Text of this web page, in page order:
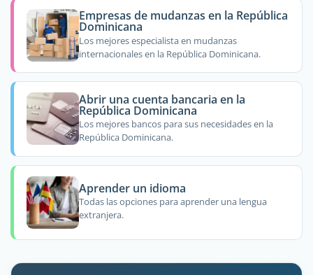
Empresas de mudanzas en la República
Dominicana
Los mejores especialista en mudanzas
internacionales en la República Dominicana.
Abrir una cuenta bancaria en la
República Dominicana
Los mejores bancos para sus necesidades en la
República Dominicana.
Aprender un idioma
Todas las opciones para aprender una lengua
extranjera.